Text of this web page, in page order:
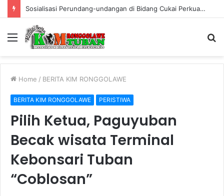
Warung Bambu di Jalan Raya Kerek Terbakar, Kerugian Ditaksir Rp30 Juta
Menu
Home / BERITA KIM RONGGOLAWE
BERITA KIM RONGGOLAWE PERISTIWA
Pilih Ketua, Paguyuban
Becak wisata Terminal
Kebonsari Tuban
“Coblosan”